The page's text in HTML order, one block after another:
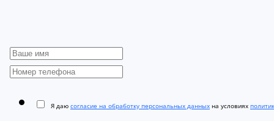
Я даю согласие на обработку персональных данных на условиях